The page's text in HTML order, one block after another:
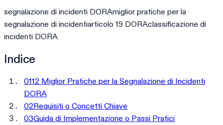
segnalazione di incidenti DORAmiglior pratiche per la
segnalazione di incidentiarticolo 19 DORAclassificazione di
incidenti DORA
Indice
0112 Miglior Pratiche per la Segnalazione di Incidenti
DORA
02Requisiti o Concetti Chiave
03Guida di Implementazione o Passi Pratici